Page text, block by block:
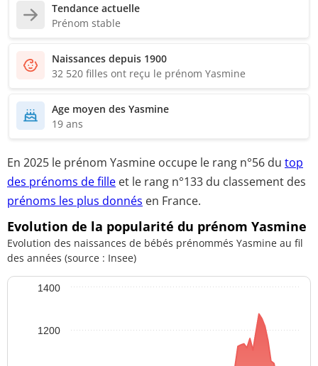
Tendance actuelle
Prénom stable
Naissances depuis 1900
32 520 filles ont reçu le prénom Yasmine
Age moyen des Yasmine
19 ans
En 2025 le prénom Yasmine occupe le rang n°56 du top
des prénoms de fille et le rang n°133 du classement des
prénoms les plus donnés en France.
Evolution de la popularité du prénom Yasmine
Evolution des naissances de bébés prénommés Yasmine au fil
des années (source : Insee)
1200
1400